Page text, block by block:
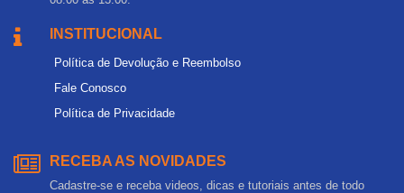
INSTITUCIONAL
Política de Devolução e Reembolso
Fale Conosco
Política de Privacidade
RECEBA AS NOVIDADES
Cadastre-se e receba videos, dicas e tutoriais antes de todo